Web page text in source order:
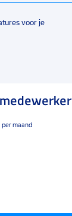
voor je
Filter
per maand